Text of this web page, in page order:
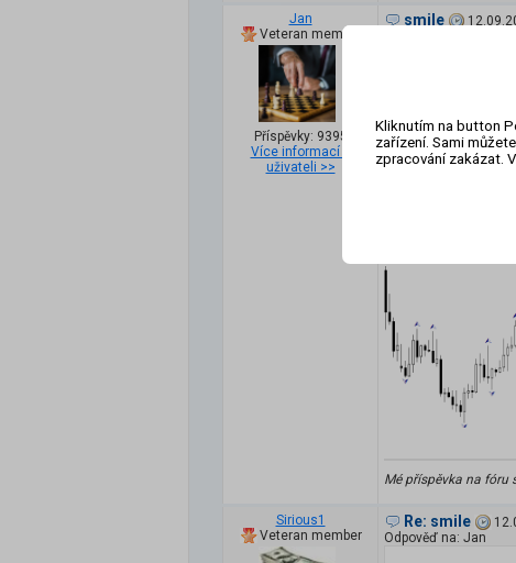
Jan
Veteran member
Příspěvky: 9395
Více informací o
uživateli >>
smile
Podzimní bull trend
tajní tradeři
Mé příspěvka na fóru
Sirious1
Veteran member
Re: smile
Odpověď na: Jan
Kliknutím na button
zařízení. Sami
zpracování zakázat.